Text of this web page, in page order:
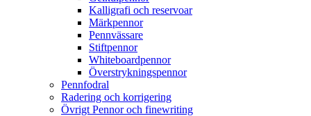
Kalligrafi och reservoar
Märkpennor
Pennvässare
Stiftpennor
Whiteboardpennor
Överstrykningspennor
Pennfodral
Radering och korrigering
Övrigt Pennor och finewriting